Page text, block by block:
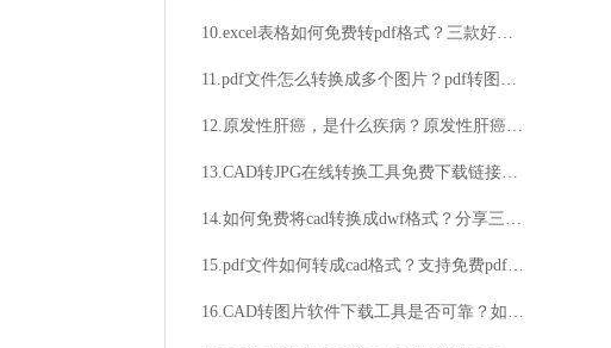
10.excel表格如何免费转pdf格式？三款好用的excel表格转pdf工具！
11.pdf文件怎么转换成多个图片？pdf转图片要怎么操作？
12.原发性肝癌，是什么疾病？原发性肝癌，有哪些症状？
13.CAD转JPG在线转换工具免费下载链接？如何找到最快速的转换工具？
14.如何免费将cad转换成dwf格式？分享三款好用的cad版本转换工具！
15.pdf文件如何转成cad格式？支持免费pdf转cad吗？
16.CAD转图片软件下载工具是否可靠？如何选择最适合的软件？